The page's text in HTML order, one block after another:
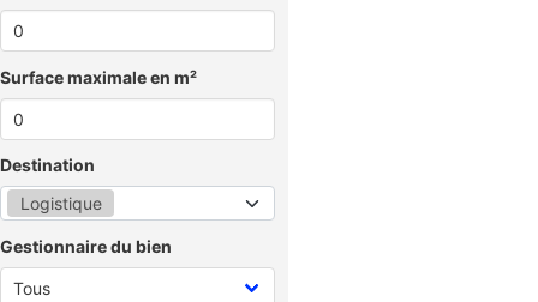
Surface maximale en m²
Destination
Logistique
Gestionnaire du bien